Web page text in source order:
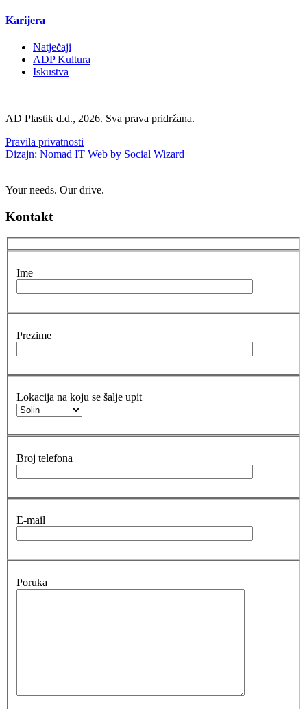
Karijera
Natječaji
ADP Kultura
Iskustva
AD Plastik d.d., 2026. Sva prava pridržana.
Pravila privatnosti
Dizajn: Nomad IT Web by Social Wizard
Your needs. Our drive.
Kontakt
Ime
Prezime
Lokacija na koju se šalje upit
Broj telefona
E-mail
Poruka